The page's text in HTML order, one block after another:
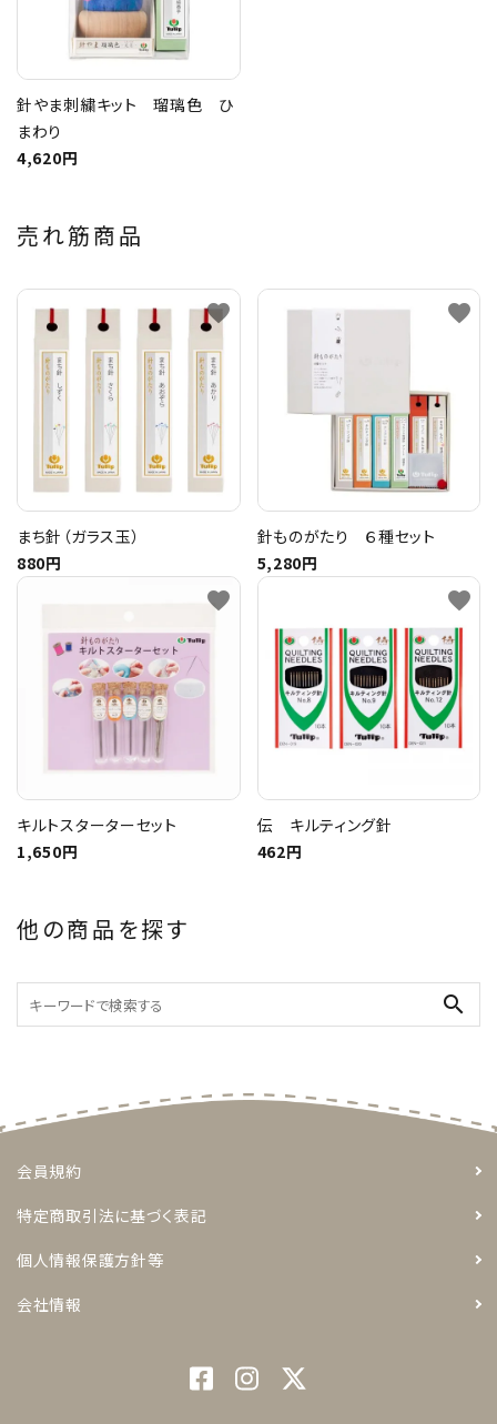
針やま刺繍キット 瑠璃色 ひ
まわり
4,620円
売れ筋商品
まち針（ガラス玉）
880円
favorite
針ものがたり ６種セット
5,280円
favorite
キルトスターターセット
1,650円
favorite
伝 キルティング針
462円
favorite
他の商品を探す
search
会員規約
特定商取引法に基づく表記
個人情報保護方針等
会社情報